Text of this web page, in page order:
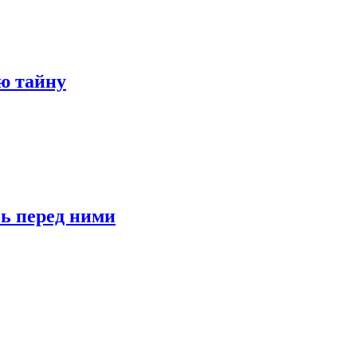
тайну
перед ними